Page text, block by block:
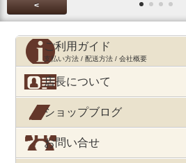
<
ご利用ガイド
支払い方法 / 配送方法 / 会社概要
店長について
ショップブログ
お問い合せ